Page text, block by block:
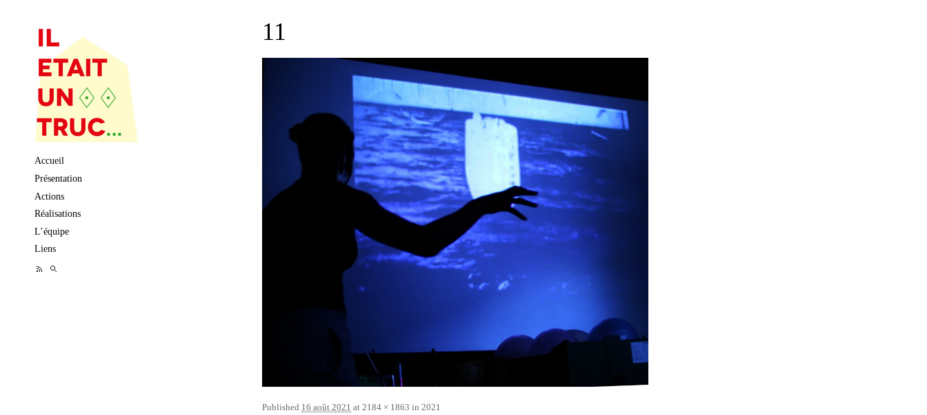
Skip to content
Accueil
Présentation
Actions
Réalisations
L’équipe
Liens
11
Published 16 août 2021 at 2184 × 1863 in 2021